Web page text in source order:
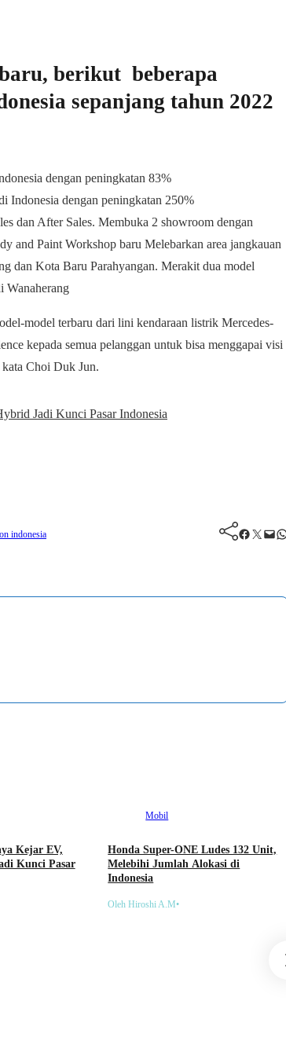
berikut beberapa
sepanjang tahun 2022
dengan peningkatan 83%
Indonesia dengan peningkatan 250%
dan After Sales. Membuka 2 showroom dengan
and Paint Workshop baru Melebarkan area jangkauan
dan Kota Baru Parahyangan. Merakit dua model
Wanaherang
model terbaru dari lini kendaraan listrik Mercedes-
kepada semua pelanggan untuk bisa menggapai visi
Choi Duk Jun.
Jadi Kunci Pasar Indonesia
indonesia Facebook Twitter Mail WhatsApp
Kejar EV,
Kunci Pasar
Mobil
Honda Super-ONE Ludes 132 Unit,
Melebihi Jumlah Alokasi di
Indonesia
Oleh Hiroshi A.M•